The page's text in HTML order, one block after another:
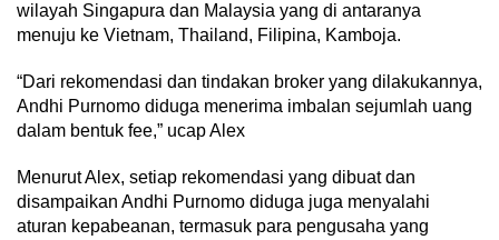
wilayah Singapura dan Malaysia yang di antaranya
menuju ke Vietnam, Thailand, Filipina, Kamboja.
“Dari rekomendasi dan tindakan broker yang dilakukannya,
Andhi Purnomo diduga menerima imbalan sejumlah uang
dalam bentuk fee,” ucap Alex
Menurut Alex, setiap rekomendasi yang dibuat dan
disampaikan Andhi Purnomo diduga juga menyalahi
aturan kepabeanan, termasuk para pengusaha yang